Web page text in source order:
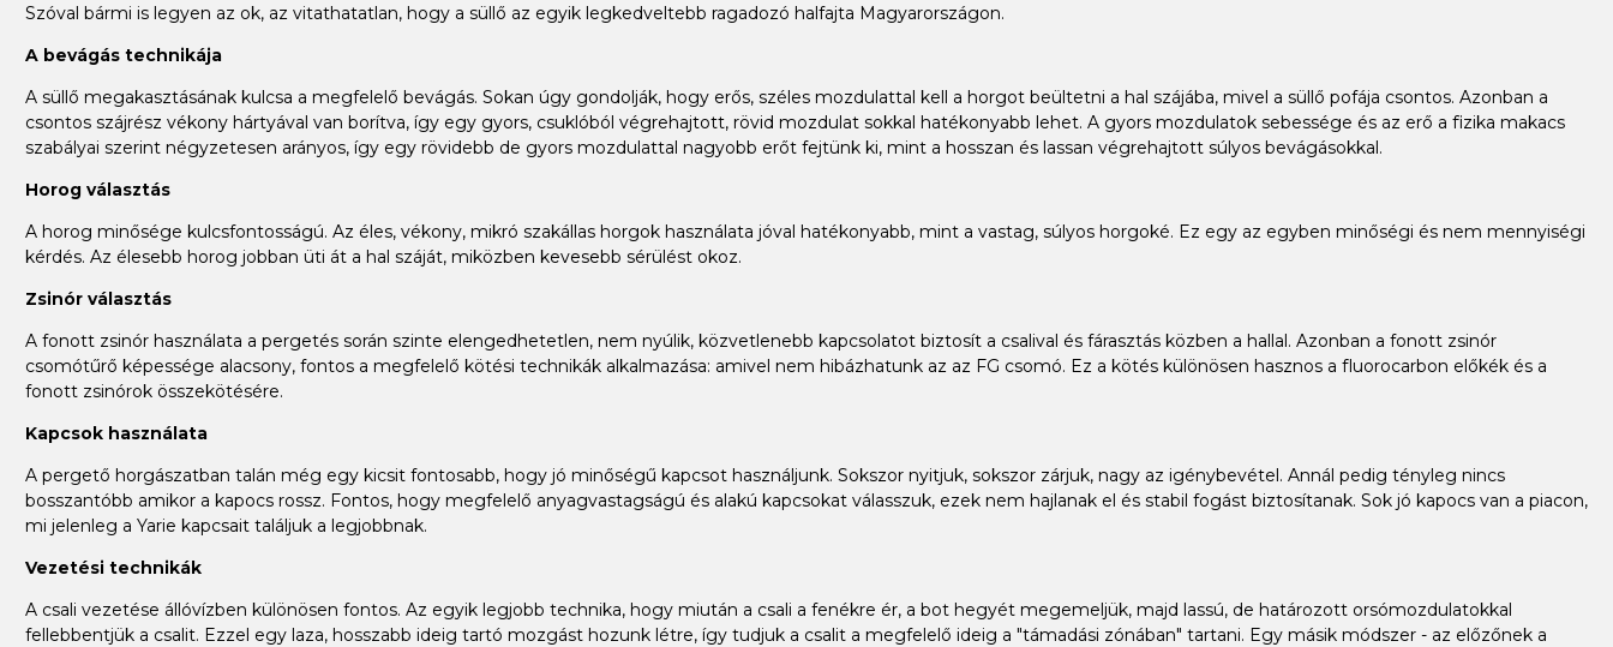
Szóval bármi is legyen az ok, az vitathatatlan, hogy a süllő az egyik legkedveltebb ragadozó halfajta Magyarországon.
A bevágás technikája
A süllő megakasztásának kulcsa a megfelelő bevágás. Sokan úgy gondolják, hogy erős, széles mozdulattal kell a horgot beültetni a hal szájába, mivel a süllő pofája csontos. Azonban a
csontos szájrész vékony hártyával van borítva, így egy gyors, csuklóból végrehajtott, rövid mozdulat sokkal hatékonyabb lehet. A gyors mozdulatok sebessége és az erő a fizika makacs
szabályai szerint négyzetesen arányos, így egy rövidebb de gyors mozdulattal nagyobb erőt fejtünk ki, mint a hosszan és lassan végrehajtott súlyos bevágásokkal.
Horog választás
A horog minősége kulcsfontosságú. Az éles, vékony, mikró szakállas horgok használata jóval hatékonyabb, mint a vastag, súlyos horgoké. Ez egy az egyben minőségi és nem mennyiségi
kérdés. Az élesebb horog jobban üti át a hal száját, miközben kevesebb sérülést okoz.
Zsinór választás
A fonott zsinór használata a pergetés során szinte elengedhetetlen, nem nyúlik, közvetlenebb kapcsolatot biztosít a csalival és fárasztás közben a hallal. Azonban a fonott zsinór
csomótűrő képessége alacsony, fontos a megfelelő kötési technikák alkalmazása: amivel nem hibázhatunk az az FG csomó. Ez a kötés különösen hasznos a fluorocarbon előkék és a
fonott zsinórok összekötésére.
Kapcsok használata
A pergető horgászatban talán még egy kicsit fontosabb, hogy jó minőségű kapcsot használjunk. Sokszor nyitjuk, sokszor zárjuk, nagy az igénybevétel. Annál pedig tényleg nincs
bosszantóbb amikor a kapocs rossz. Fontos, hogy megfelelő anyagvastagságú és alakú kapcsokat válasszuk, ezek nem hajlanak el és stabil fogást biztosítanak. Sok jó kapocs van a piacon,
mi jelenleg a Yarie kapcsait találjuk a legjobbnak.
Vezetési technikák
A csali vezetése állóvízben különösen fontos. Az egyik legjobb technika, hogy miután a csali a fenékre ér, a bot hegyét megemeljük, majd lassú, de határozott orsómozdulatokkal
fellebbentjük a csalit. Ezzel egy laza, hosszabb ideig tartó mozgást hozunk létre, így tudjuk a csalit a megfelelő ideig a "támadási zónában" tartani. Egy másik módszer - az előzőnek a